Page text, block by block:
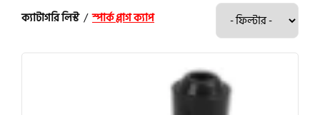
ক্যাটাগরি লিস্ট/স্পার্ক প্লাগ ক্যাপ